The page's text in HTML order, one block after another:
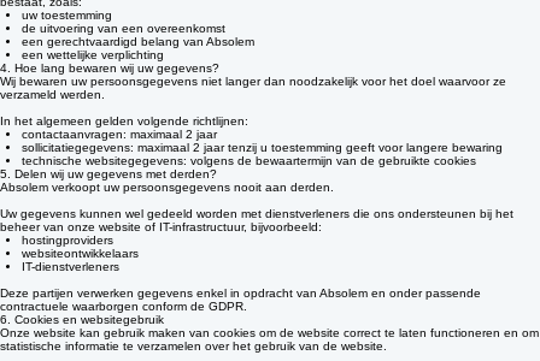
Wij verwerken uw persoonsgegevens enkel wanneer daar een geldige wettelijke basis voor
bestaat, zoals:
uw toestemming
de uitvoering van een overeenkomst
een gerechtvaardigd belang van Absolem
een wettelijke verplichting
4. Hoe lang bewaren wij uw gegevens?
Wij bewaren uw persoonsgegevens niet langer dan noodzakelijk voor het doel waarvoor ze
In het algemeen gelden volgende richtlijnen:
contactaanvragen: maximaal 2 jaar
sollicitatiegegevens: maximaal 2 jaar tenzij u toestemming geeft voor langere bewaring
technische websitegegevens: volgens de bewaartermijn van de gebruikte cookies
5. Delen wij uw gegevens met derden?
Uw gegevens kunnen wel gedeeld worden met dienstverleners die ons ondersteunen bij het
beheer van onze website of IT-infrastructuur, bijvoorbeeld:
hostingproviders
websiteontwikkelaars
Deze partijen verwerken gegevens enkel in opdracht van Absolem en onder passende
contractuele waarborgen conform de GDPR.
6. Cookies en websitegebruik
Onze website kan gebruik maken van cookies om de website correct te laten functioneren en om